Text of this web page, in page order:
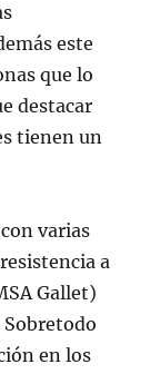
este
que lo
destacar
tienen un
varias
a
Gallet)
en los